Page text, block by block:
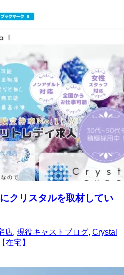
クリスタルを取材してい
店, 現役キャストブログ, Crystal
在宅】